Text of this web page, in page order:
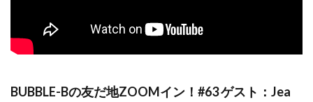
BUBBLE-Bの友だ地ZOOMイン！#63 ゲスト：Jea